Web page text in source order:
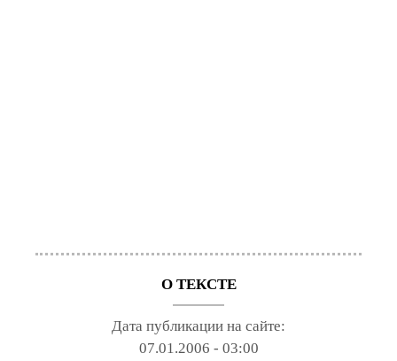
О ТЕКСТЕ
Дата публикации на сайте:
07.01.2006 - 03:00